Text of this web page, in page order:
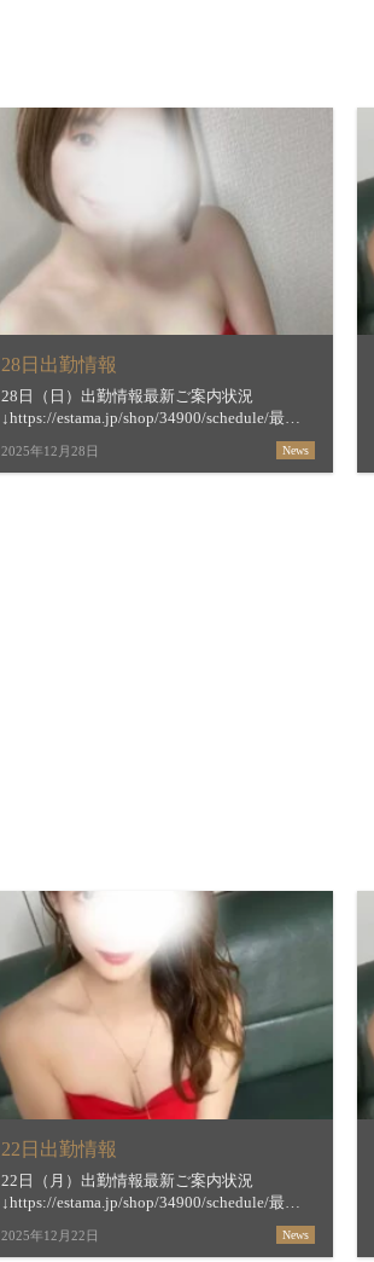
28日出勤情報
28日（日）出勤情報最新ご案内状況
↓https://estama.jp/shop/34900/schedule/最短
ご案内時間＆お店からの新着メッセージ
↓https://estama.jp/shop/34900/【琴似】 […]
2025年12月28日 News
22日出勤情報
22日（月）出勤情報最新ご案内状況
↓https://estama.jp/shop/34900/schedule/最短
ご案内時間＆お店からの新着メッセージ
↓https://estama.jp/shop/34900/【すすき […]
2025年12月22日 News